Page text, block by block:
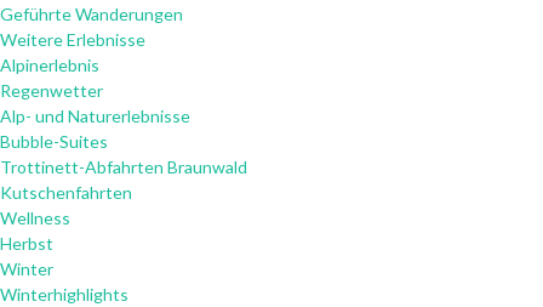
Geführte Wanderungen
Weitere Erlebnisse
Alpinerlebnis
Regenwetter
Alp- und Naturerlebnisse
Bubble-Suites
Trottinett-Abfahrten Braunwald
Kutschenfahrten
Wellness
Herbst
Winter
Winterhighlights